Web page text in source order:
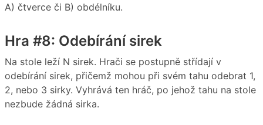
A) čtverce či B) obdélníku.
Hra #8: Odebírání sirek
Na stole leží N sirek. Hrači se postupně střídají v
odebírání sirek, přičemž mohou při svém tahu odebrat 1,
2, nebo 3 sirky. Vyhrává ten hráč, po jehož tahu na stole
nezbude žádná sirka.